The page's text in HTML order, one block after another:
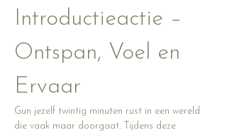
Introductieactie –
Ontspan, Voel en
Ervaar
Gun jezelf twintig minuten rust in een wereld
die vaak maar doorgaat. Tijdens deze